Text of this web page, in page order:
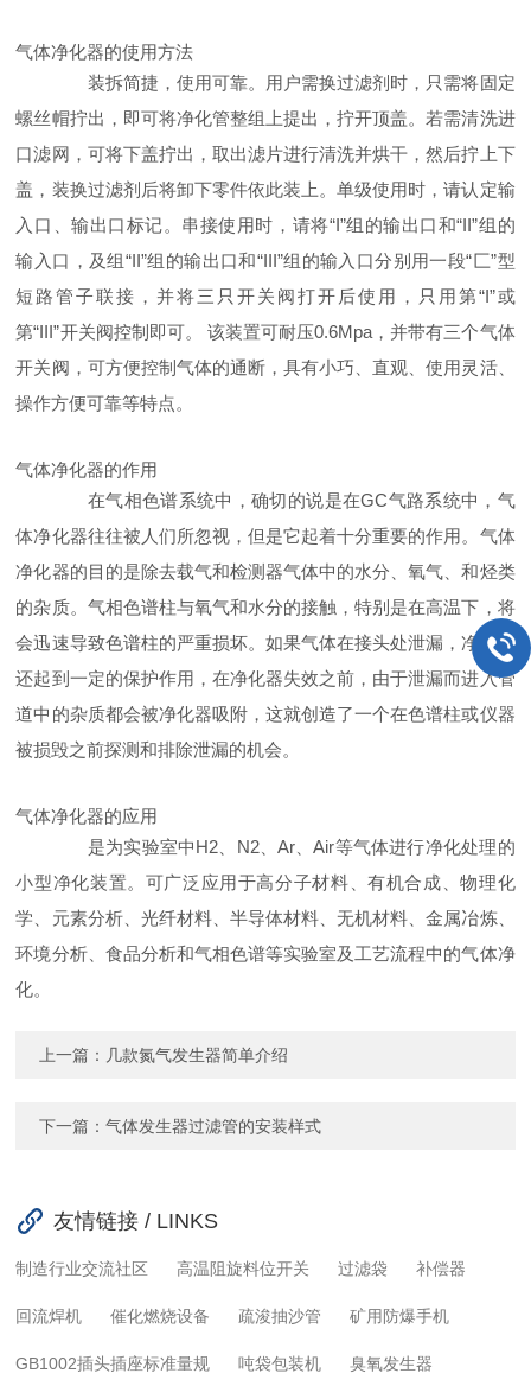
气体净化器的使用方法
装拆简捷，使用可靠。用户需换过滤剂时，只需将固定
螺丝帽拧出，即可将净化管整组上提出，拧开顶盖。若需清洗进
口滤网，可将下盖拧出，取出滤片进行清洗并烘干，然后拧上下
盖，装换过滤剂后将卸下零件依此装上。单级使用时，请认定输
入口、输出口标记。串接使用时，请将“I”组的输出口和“II”组的
输入口，及组“II”组的输出口和“III”组的输入口分别用一段“匚”型
短路管子联接，并将三只开关阀打开后使用，只用第“I”或
第“III”开关阀控制即可。 该装置可耐压0.6Mpa，并带有三个气体
开关阀，可方便控制气体的通断，具有小巧、直观、使用灵活、
操作方便可靠等特点。
气体净化器的作用
在气相色谱系统中，确切的说是在GC气路系统中，气
体净化器往往被人们所忽视，但是它起着十分重要的作用。气体
净化器的目的是除去载气和检测器气体中的水分、氧气、和烃类
的杂质。气相色谱柱与氧气和水分的接触，特别是在高温下，将
会迅速导致色谱柱的严重损坏。如果气体在接头处泄漏，净化器
还起到一定的保护作用，在净化器失效之前，由于泄漏而进入管
道中的杂质都会被净化器吸附，这就创造了一个在色谱柱或仪器
被损毁之前探测和排除泄漏的机会。
气体净化器的应用
是为实验室中H2、N2、Ar、Air等气体进行净化处理的
小型净化装置。可广泛应用于高分子材料、有机合成、物理化
学、元素分析、光纤材料、半导体材料、无机材料、金属冶炼、
环境分析、食品分析和气相色谱等实验室及工艺流程中的气体净
化。
上一篇： 几款氮气发生器简单介绍
下一篇：气体发生器过滤管的安装样式
友情链接 / LINKS
制造行业交流社区 高温阻旋料位开关 过滤袋 补偿器
回流焊机 催化燃烧设备 疏浚抽沙管 矿用防爆手机
GB1002插头插座标准量规 吨袋包装机 臭氧发生器